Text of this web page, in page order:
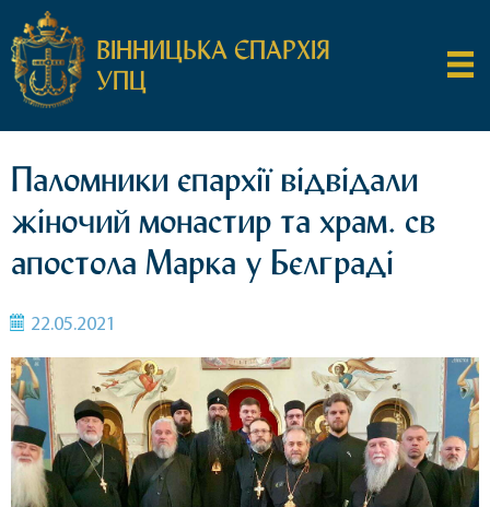
ВІННИЦЬКА ЄПАРХІЯ
УПЦ
Паломники єпархії відвідали
жіночий монастир та храм. св
апостола Марка у Бєлграді
22.05.2021